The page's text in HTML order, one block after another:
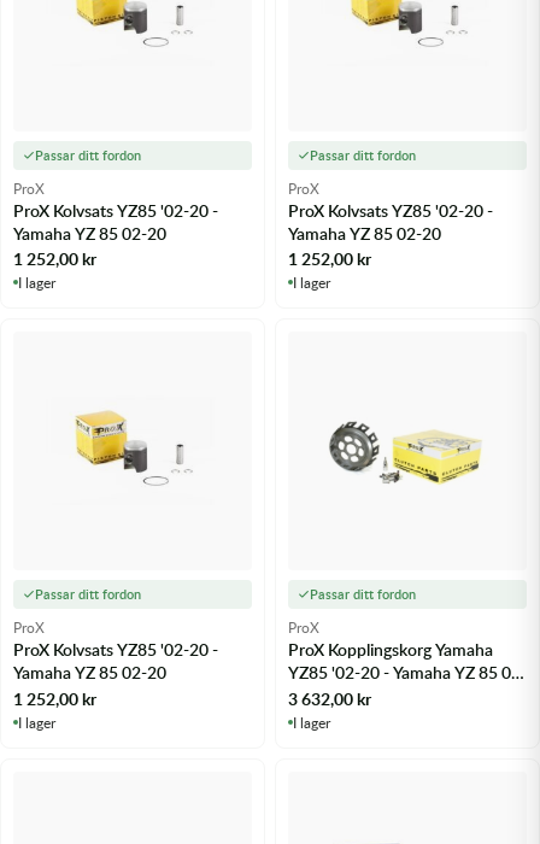
Passar ditt fordon
ProX
ProX Kolvsats YZ85 '02-20 -
Yamaha YZ 85 02-20
1 252,00kr
I lager
Passar ditt fordon
ProX
ProX Kolvsats YZ85 '02-20 -
Yamaha YZ 85 02-20
1 252,00kr
I lager
Passar ditt fordon
ProX
ProX Kolvsats YZ85 '02-20 -
Yamaha YZ 85 02-20
1 252,00kr
I lager
Passar ditt fordon
ProX
ProX Kopplingskorg Yamaha
YZ85 '02-20 - Yamaha YZ 85 02-
21 m.fl.
3 632,00kr
I lager